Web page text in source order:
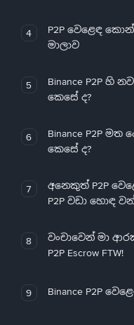
4
P2P වෙළෙඳ
මාලාව
5
Binance P2P හි
කෙසේ ද?
6
Binance P2P
කෙසේ ද?
7
අනෙකුත් P2P
P2P වඩා හොඳ
8
වංචාවෙන් මා
P2P Escrow FTW!
9 Binance P2P